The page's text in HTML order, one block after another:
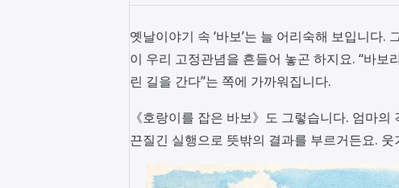
옛날이야기 속 ‘바보’는 늘 어리숙해 보입니다
이 우리 고정관념을 흔들어 놓곤 하지요. “바보
린 길을 간다”는 쪽에 가까워집니다.
《호랑이를 잡은 바보》도 그렇습니다. 엄마
끈질긴 실행으로 뜻밖의 결과를 부르거든요.